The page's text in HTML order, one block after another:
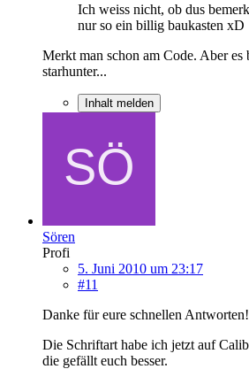
Ich weiss nicht, ob dus
nur so ein billig baukasten xD
Merkt man schon am Code. Aber es
starhunter...
Inhalt melden
Sören
Profi
5. Juni 2010 um 23:17
#11
Danke für eure schnellen Antworten!
Die Schriftart habe ich jetzt auf
die gefällt euch besser.